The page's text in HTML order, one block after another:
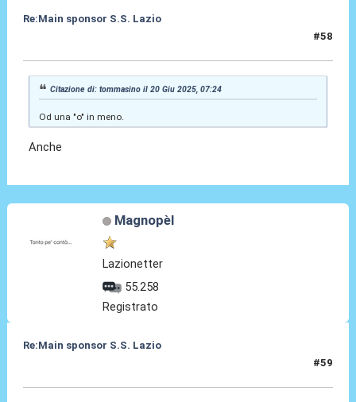
Re:Main sponsor S.S. Lazio
#58
Citazione di: tommasino il 20 Giu 2025, 07:24
Od una "o" in meno.
Anche
Magnopèl
Lazionetter
55.258
Registrato
Re:Main sponsor S.S. Lazio
#59